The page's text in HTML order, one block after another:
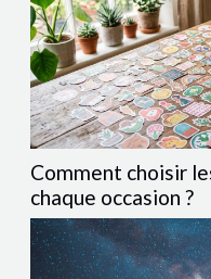
Comment choisir
chaque occasion ?